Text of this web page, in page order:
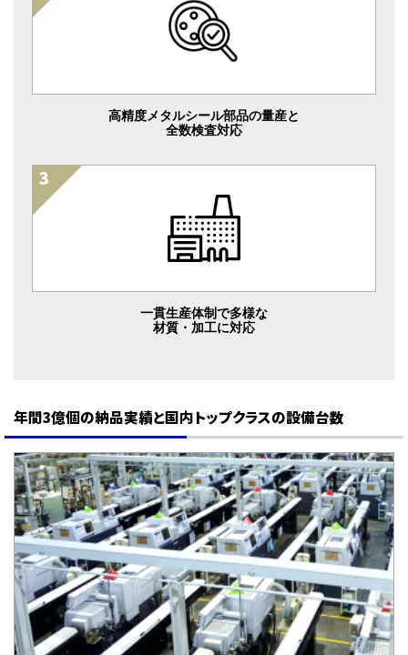
高精度メタルシール部品の量産と
全数検査対応
一貫生産体制で多様な
材質・加工に対応
年間3億個の納品実績と国内トップクラスの設備台数